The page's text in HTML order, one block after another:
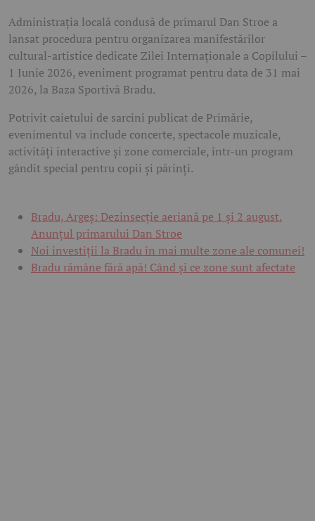
Administrația locală condusă de primarul Dan Stroe a
lansat procedura pentru organizarea manifestărilor
cultural-artistice dedicate Zilei Internaționale a Copilului –
1 Iunie 2026, eveniment programat pentru data de 31 mai
2026, la Baza Sportivă Bradu.
Potrivit caietului de sarcini publicat de Primărie,
evenimentul va include concerte, spectacole muzicale,
activități interactive și zone comerciale, într-un program
gândit special pentru copii și părinți.
Bradu, Argeș: Dezinsecție aeriană pe 1 și 2 august.
Anunțul primarului Dan Stroe
Noi investiții la Bradu în mai multe zone ale comunei!
Bradu rămâne fără apă! Când și ce zone sunt afectate